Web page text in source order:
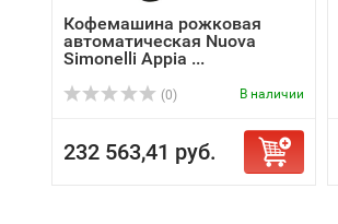
Кофемашина рожковая
автоматическая Nuova
Simonelli Appia ...
(0) В наличии
232 563,41 руб.